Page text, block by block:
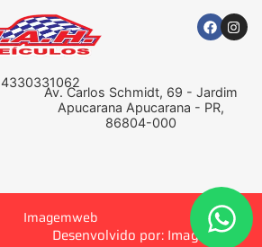
4330331062
Av. Carlos Schmidt, 69 - Jardim
Apucarana Apucarana - PR,
86804-000
Imagemweb
Desenvolvido por: Imagemweb